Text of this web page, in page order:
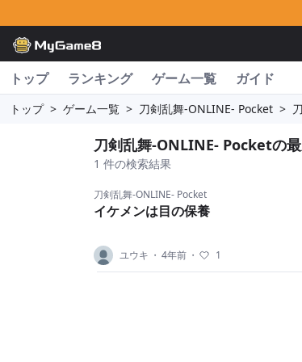
トップ ランキング ゲーム一覧 ガイド
トップ > ゲーム一覧 > 刀剣乱舞-ONLINE- Pocket >
刀剣乱舞-ONLINE- Pocketの
1 件の検索結果
刀剣乱舞-ONLINE- Pocket
イケメンは目の保養
ユウキ ・ 4年前 ・ 1